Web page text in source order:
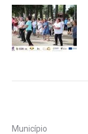
Município